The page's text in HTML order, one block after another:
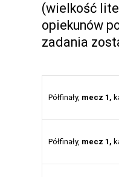
(wielkość
opiekunów
zadania
Półfinały, mecz 1,
Półfinały, mecz 1,